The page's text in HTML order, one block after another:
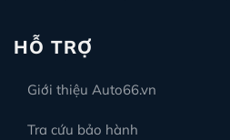
HỖ TRỢ
Giới thiệu Auto66.vn
Tra cứu bảo hành